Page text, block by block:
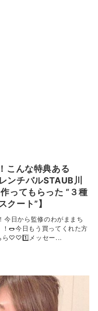
こんな特典ある
ンチバルSTAUB川
ってもらった “３種
クート”】
日から監修のわがままち
️🌭今日もう買ってくれた方
ら♡♡1️⃣メッセー...